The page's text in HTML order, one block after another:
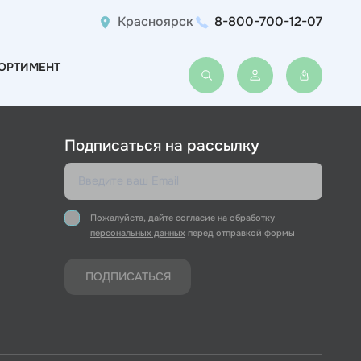
Красноярск 8-800-700-12-07
не
Войти или
Подписаться на рассылку
Пожалуйста, дайте согласие на обработку
персональных данныхперед отправкой формы
ПОДПИСАТЬСЯ